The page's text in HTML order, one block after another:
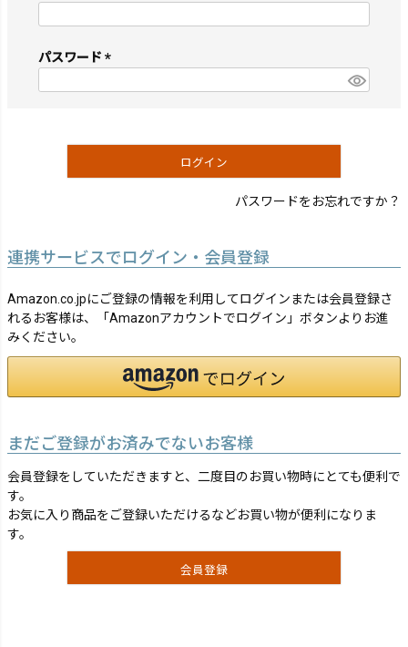
須)
パスワード
須)
ログイン
パスワードをお忘れですか？
連携サービスでログイン・会員登録
Amazon.co.jpにご登録の情報を利用してログインまたは会員登録さ
れるお客様は、「Amazonアカウントでログイン」ボタンよりお進
みください。
まだご登録がお済みでないお客様
会員登録をしていただきますと、二度目のお買い物時にとても便利で
す。
お気に入り商品をご登録いただけるなどお買い物が便利になりま
す。
会員登録